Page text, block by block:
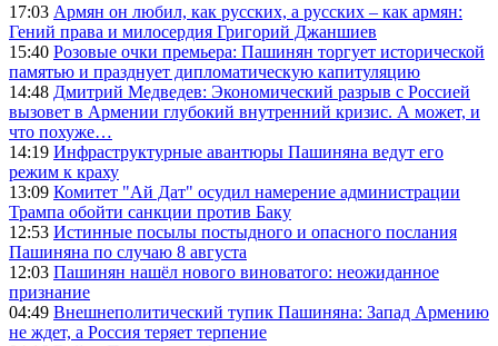
17:03 Армян он любил, как русских, а русских – как армян:
Гений права и милосердия Григорий Джаншиев
15:40 Розовые очки премьера: Пашинян торгует исторической
памятью и празднует дипломатическую капитуляцию
14:48 Дмитрий Медведев: Экономический разрыв с Россией
вызовет в Армении глубокий внутренний кризис. А может, и
что похуже…
14:19 Инфраструктурные авантюры Пашиняна ведут его
режим к краху
13:09 Комитет "Ай Дат" осудил намерение администрации
Трампа обойти санкции против Баку
12:53 Истинные посылы постыдного и опасного послания
Пашиняна по случаю 8 августа
12:03 Пашинян нашёл нового виноватого: неожиданное
признание
04:49 Внешнеполитический тупик Пашиняна: Запад Армению
не ждет, а Россия теряет терпение